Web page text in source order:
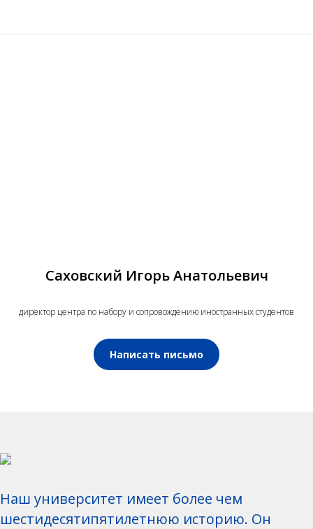
Саховский Игорь Анатольевич
директор центра по набору и сопровождению иностранных студентов
Написать письмо
Наш университет имеет более чем
шестидесятипятилетнюю историю. Он